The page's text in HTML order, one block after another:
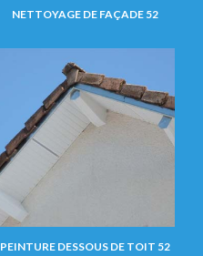
NETTOYAGE DE FAÇADE 52
PEINTURE DESSOUS DE TOIT 52